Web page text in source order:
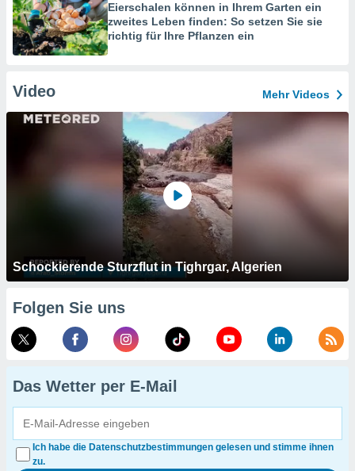
Eierschalen können in Ihrem Garten ein
zweites Leben finden: So setzen Sie sie
richtig für Ihre Pflanzen ein
Video Mehr Videos
Schockierende Sturzflut in Tighrgar, Algerien
Folgen Sie uns
Das Wetter per E-Mail
Ich habe die Datenschutzbestimmungen gelesen und stimme ihnen
zu.